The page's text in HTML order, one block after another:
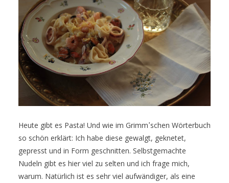
Heute gibt es Pasta! Und wie im Grimmߴschen Wörterbuch
so schön erklärt: Ich habe diese gewalgt, geknetet,
gepresst und in Form geschnitten. Selbstgemachte
Nudeln gibt es hier viel zu selten und ich frage mich,
warum. Natürlich ist es sehr viel aufwändiger, als eine